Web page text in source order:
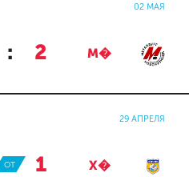
02 МАЯ
: 2 М�
29 АПРЕЛЯ
: 1 Х�
ОТ